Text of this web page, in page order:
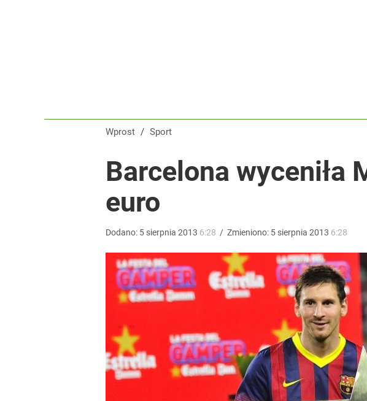
16
Wprost / Sport
Barcelona wyceniła
euro
Dodano: 5 sierpnia 2013 6:28 / Zmieniono: 5 sierpnia 2013 6:28